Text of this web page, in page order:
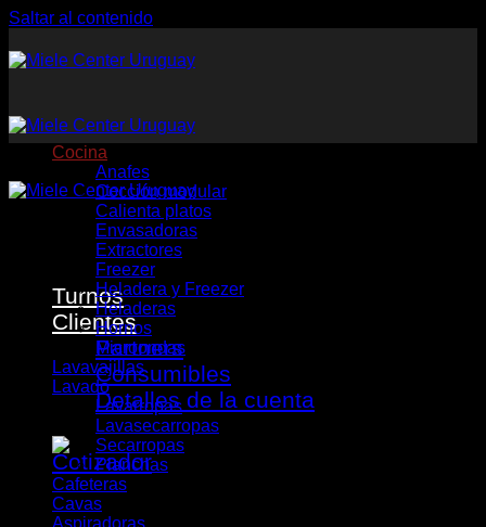
Saltar al contenido
Turnos
Clientes
Partners
Consumibles
Detalles de la cuenta
Cocina
Anafes
Cocción modular
Calienta platos
Envasadoras
Extractores
Freezer
Heladera y Freezer
Heladeras
Hornos
Microondas
Lavavajillas
Lavado
Lavarropas
Lavasecarropas
Secarropas
Planchas
Cafeteras
Cavas
Aspiradoras